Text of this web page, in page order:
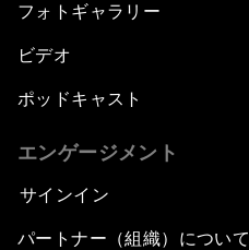
フォトギャラリー
ビデオ
ポッドキャスト
エンゲージメント
サインイン
パートナー（組織）について